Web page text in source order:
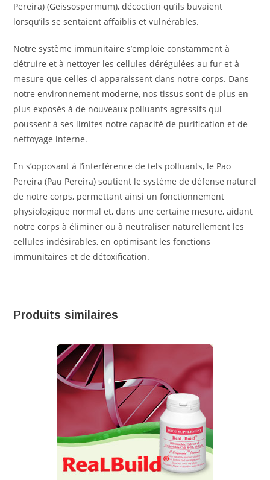
Pereira) (Geissospermum), décoction qu’ils buvaient
lorsqu’ils se sentaient affaiblis et vulnérables.
Notre système immunitaire s’emploie constamment à
détruire et à nettoyer les cellules dérégulées au fur et à
mesure que celles-ci apparaissent dans notre corps. Dans
notre environnement moderne, nos tissus sont de plus en
plus exposés à de nouveaux polluants agressifs qui
poussent à ses limites notre capacité de purification et de
nettoyage interne.
En s’opposant à l’interférence de tels polluants, le Pao
Pereira (Pau Pereira) soutient le système de défense naturel
de notre corps, permettant ainsi un fonctionnement
physiologique normal et, dans une certaine mesure, aidant
notre corps à éliminer ou à neutraliser naturellement les
cellules indésirables, en optimisant les fonctions
immunitaires et de détoxification.
Produits similaires